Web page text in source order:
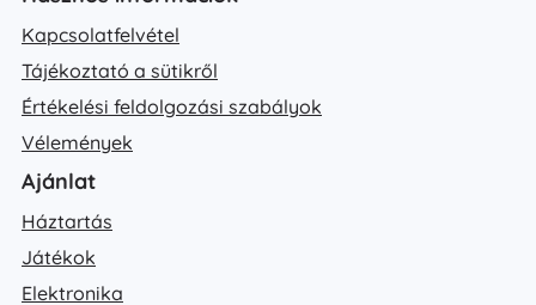
Kapcsolatfelvétel
Tájékoztató a sütikről
Értékelési feldolgozási szabályok
Vélemények
Ajánlat
Háztartás
Játékok
Elektronika